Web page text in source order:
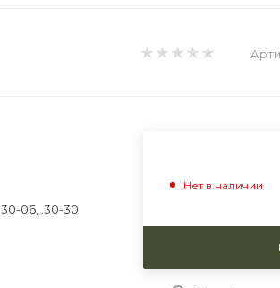
06, .30-30
Нет в наличии